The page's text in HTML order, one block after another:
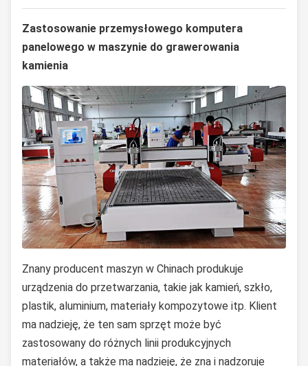
Zastosowanie przemysłowego komputera
panelowego w maszynie do grawerowania
kamienia
Znany producent maszyn w Chinach produkuje
urządzenia do przetwarzania, takie jak kamień, szkło,
plastik, aluminium, materiały kompozytowe itp. Klient
ma nadzieję, że ten sam sprzęt może być
zastosowany do różnych linii produkcyjnych
materiałów, a także ma nadzieję, że zna i nadzoruje